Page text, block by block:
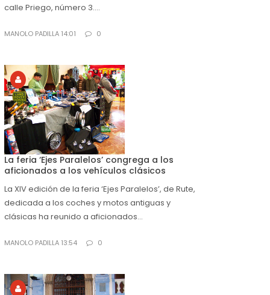
calle Priego, número 3....
MANOLO PADILLA 14:01 0
La feria ‘Ejes Paralelos’ congrega a los
aficionados a los vehículos clásicos
La XIV edición de la feria ‘Ejes Paralelos’, de Rute,
dedicada a los coches y motos antiguas y
clásicas ha reunido a aficionados...
MANOLO PADILLA 13:54 0